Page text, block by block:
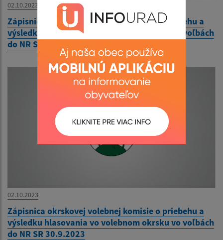
02.10.2023
Zápisnica okrskovej volebnej komisie o priebehu a
výsledku hlasovania vo volebnom okrsku vo voľbách
do NR SR 30.9.2023
02.10.2023
Zápisnica okrskovej volebnej komisie o priebehu a
výsledku hlasovania vo volebnom okrsku vo voľbách
do NR SR 30.9.2023